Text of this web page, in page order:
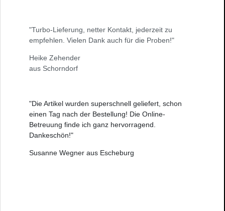
"Turbo-Lieferung, netter Kontakt, jederzeit zu
empfehlen. Vielen Dank auch für die Proben!"
Heike Zehender
aus Schorndorf
"Die Artikel wurden superschnell geliefert, schon
einen Tag nach der Bestellung! Die Online-
Betreuung finde ich ganz hervorragend.
Dankeschön!"
Susanne Wegner aus Escheburg